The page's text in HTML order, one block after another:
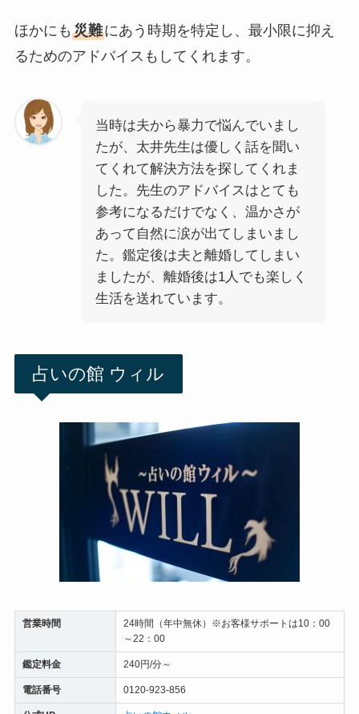
ほかにも 災難にあう時期を特定し、最小限に抑え
るためのアドバイスもしてくれます。
当時は夫から暴力で悩んでいまし
たが、太井先生は優しく話を聞い
てくれて解決方法を探してくれま
した。先生のアドバイスはとても
参考になるだけでなく、温かさが
あって自然に涙が出てしまいまし
た。鑑定後は夫と離婚してしまい
ましたが、離婚後は1人でも楽しく
生活を送れています。
占いの館 ウィル
営業時間
24時間（年中無休）※お客様サポートは10：00
～22：00
鑑定料金 240円/分～
電話番号 0120-923-856